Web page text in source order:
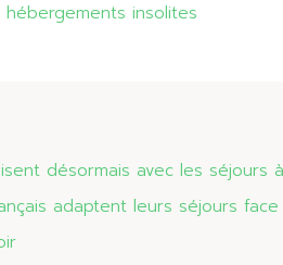
insolites
désormais avec les séjours
adaptent leurs séjours